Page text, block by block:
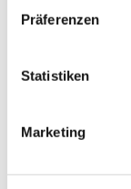
Präferenzen
Statistiken
Marketing
Öffnungszeiten